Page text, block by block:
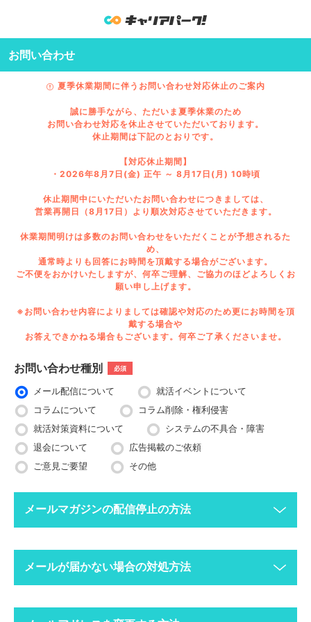
お問い合わせ
夏季休業期間に伴うお問い合わせ対応休止のご案内
誠に勝手ながら、ただいま夏季休業のため
お問い合わせ対応を休止させていただいております。
休止期間は下記のとおりです。
【対応休止期間】
・2026年8月7日(金) 正午 ～ 8月17日(月) 10時頃
休止期間中にいただいたお問い合わせにつきましては、
営業再開日（8月17日）より順次対応させていただきます。
休業期間明けは多数のお問い合わせをいただくことが予想されるた
め、
通常時よりも回答にお時間を頂戴する場合がございます。
ご不便をおかけいたしますが、何卒ご理解、ご協力のほどよろしくお
願い申し上げます。
※お問い合わせ内容によりましては確認や対応のため更にお時間を頂
戴する場合や
お答えできかねる場合もございます。何卒ご了承くださいませ。
お問い合わせ種別 必須
メール配信について
就活イベントについて
コラムについて
コラム削除・権利侵害
就活対策資料について
システムの不具合・障害
退会について
広告掲載のご依頼
ご意見ご要望
その他
メールマガジンの配信停止の方法
ってください。
配信停止までに2〜3営業日ほどかかる場合がございますのでご
メールが届かない場合の対処方法